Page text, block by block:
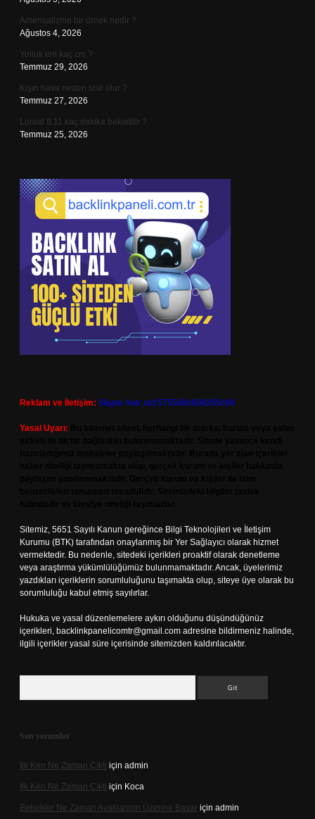
Amensalizme bir örnek nedir ?
Ağustos 4, 2026
Yolluk eni kaç cm ?
Temmuz 29, 2026
Kışın hava neden sisli olur ?
Temmuz 27, 2026
Loreal 8.11 kaç dakika bekletilir ?
Temmuz 25, 2026
Reklam ve İletişim: Skype: live:.cid.575569c608265c69
Yasal Uyarı:
Sitemiz, 5651 Sayılı Kanun gereğince Bilgi Teknolojileri ve İletişim
Kurumu (BTK) tarafından onaylanmış bir Yer Sağlayıcı olarak hizmet
vermektedir. Bu nedenle, sitedeki içerikleri proaktif olarak denetleme
veya araştırma yükümlülüğümüz bulunmamaktadır. Ancak, üyelerimiz
yazdıkları içeriklerin sorumluluğunu taşımakta olup, siteye üye olarak bu
sorumluluğu kabul etmiş sayılırlar.
Hukuka ve yasal düzenlemelere aykırı olduğunu düşündüğünüz
içerikleri, backlinkpanelicomtr@gmail.com adresine bildirmeniz halinde,
ilgili içerikler yasal süre içerisinde sitemizden kaldırılacaktır.
Son yorumlar
Ilk Ken Ne Zaman Çıktı için admin
Ilk Ken Ne Zaman Çıktı için Koca
Bebekler Ne Zaman Ayaklarının Üzerine Basar için admin